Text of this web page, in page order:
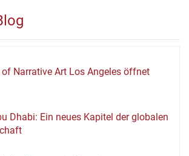
Narrative Art Los Angeles öffnet
Dhabi: Ein neues Kapitel der globalen